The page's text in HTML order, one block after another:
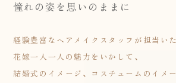
憧れの姿を思いのままに
経験豊富なヘアメイクスタッフが担当いた
花嫁一人一人の魅力をいかして、
結婚式のイメージ、コスチュームのイメ